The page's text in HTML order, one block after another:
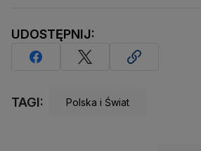
UDOSTĘPNIJ:
TAGI: Polska i Świat